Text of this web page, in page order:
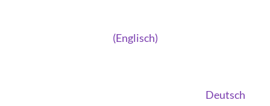
(Englisch)
Deutsch